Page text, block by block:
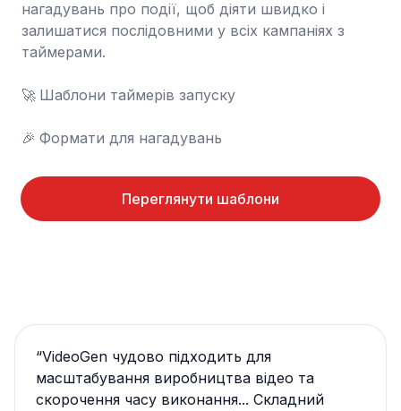
нагадувань про події, щоб діяти швидко і
залишатися послідовними у всіх кампаніях з
таймерами.
🚀	Шаблони таймерів запуску
🎉	Формати для нагадувань
Переглянути шаблони
“VideoGen чудово підходить для
масштабування виробництва відео та
скорочення часу виконання... Складний